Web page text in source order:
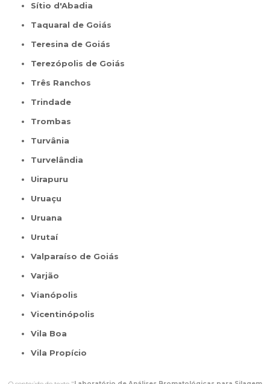
Sítio d'Abadia
Taquaral de Goiás
Teresina de Goiás
Terezópolis de Goiás
Três Ranchos
Trindade
Trombas
Turvânia
Turvelândia
Uirapuru
Uruaçu
Uruana
Urutaí
Valparaíso de Goiás
Varjão
Vianópolis
Vicentinópolis
Vila Boa
Vila Propício